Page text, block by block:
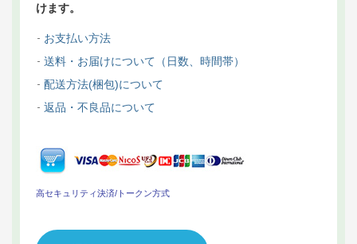
けます。
お支払い方法
送料・お届けについて（日数、時間帯）
配送方法(梱包)について
返品・不良品について
高セキュリティ決済/トークン方式